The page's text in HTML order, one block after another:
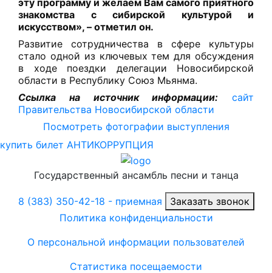
эту программу и желаем Вам самого приятного
знакомства с сибирской культурой и
искусством», – отметил он.
Развитие сотрудничества в сфере культуры
стало одной из ключевых тем для обсуждения
в ходе поездки делегации Новосибирской
области в Республику Союз Мьянма.
Ссылка на источник информации:
сайт
Правительства Новосибирской области
Посмотреть фотографии выступления
купить билет АНТИКОРРУПЦИЯ
Государственный ансамбль песни и танца
8 (383) 350-42-18 - приемная
Заказать звонок
Политика конфиденциальности
О персональной информации пользователей
Статистика посещаемости